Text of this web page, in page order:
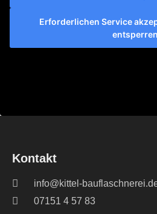
Erforderlichen Service
entsperren
Kontakt
info@kittel-
07151 4 57 83